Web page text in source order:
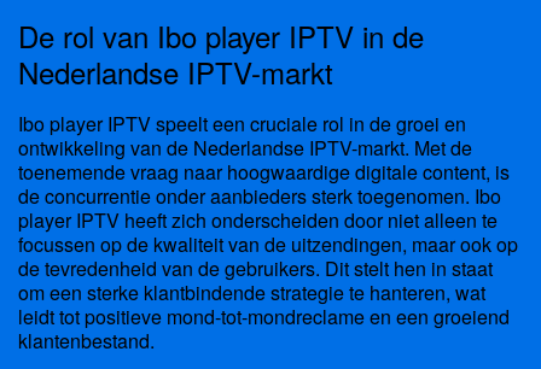
De rol van Ibo player IPTV in de
Nederlandse IPTV-markt
Ibo player IPTV speelt een cruciale rol in de groei en
ontwikkeling van de Nederlandse IPTV-markt. Met de
toenemende vraag naar hoogwaardige digitale content, is
de concurrentie onder aanbieders sterk toegenomen. Ibo
player IPTV heeft zich onderscheiden door niet alleen te
focussen op de kwaliteit van de uitzendingen, maar ook op
de tevredenheid van de gebruikers. Dit stelt hen in staat
om een sterke klantbindende strategie te hanteren, wat
leidt tot positieve mond-tot-mondreclame en een groeiend
klantenbestand.